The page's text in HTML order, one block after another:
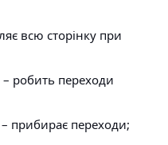
всю сторінку при
– робить переходи
– прибирає переходи;